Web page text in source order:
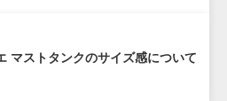
再度当店にお売りいただく場
であれば購入価格の80%（税
ます。
び弊社オンラインサイトのど
マストタンクのサイズ感について